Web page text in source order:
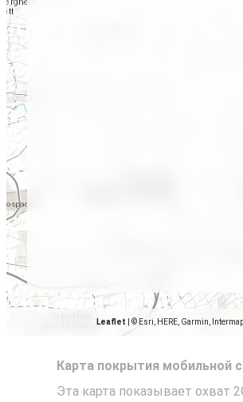
Leaflet © Esri, HERE, Garmin,
Карта покрытия мобильной
Эта карта показывает охват